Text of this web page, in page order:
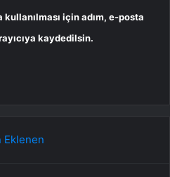
için adım, e-posta
kaydedilsin.
Eklenen